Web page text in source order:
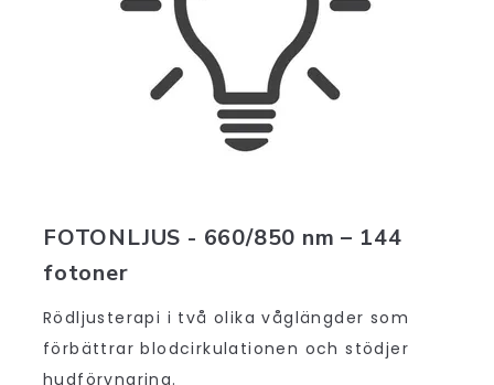
FOTONLJUS - 660/850 nm – 144
fotoner
Rödljusterapi i två olika våglängder som
förbättrar blodcirkulationen och stödjer
hudföryngring.